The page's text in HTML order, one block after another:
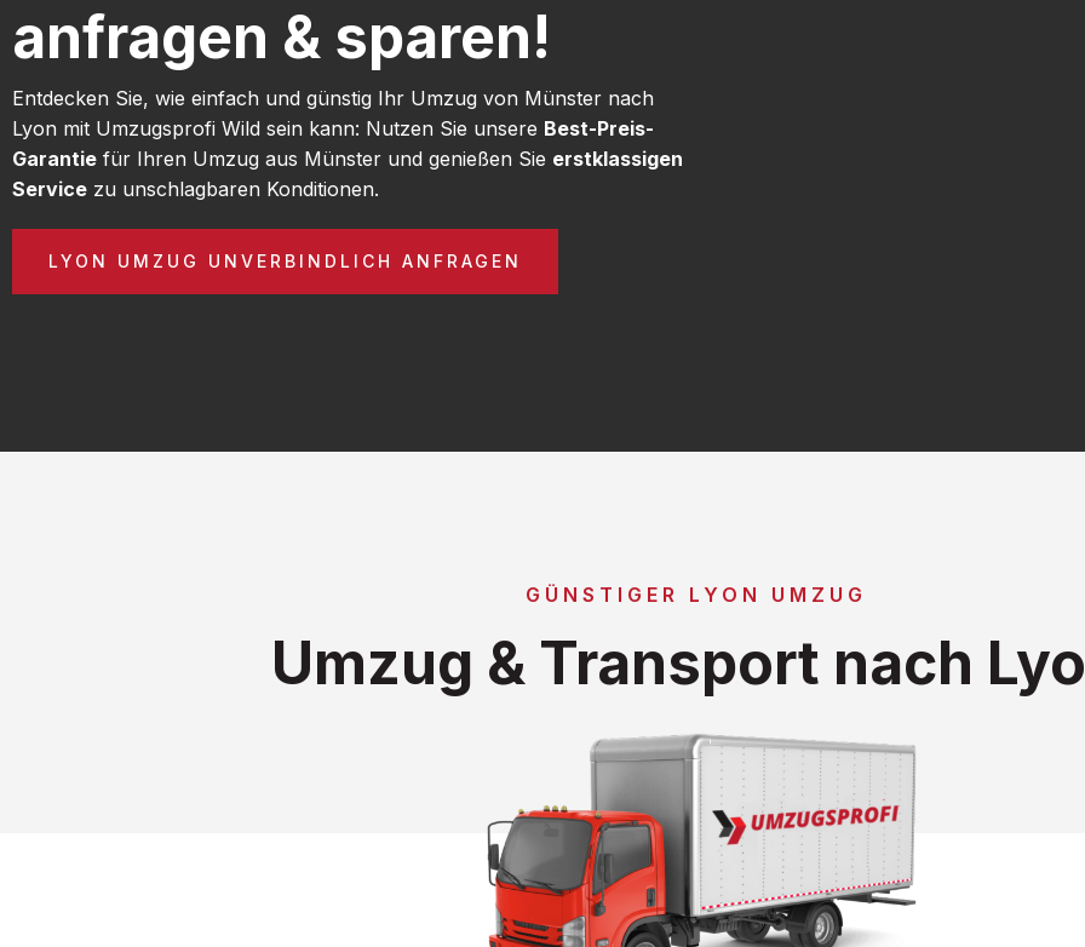
anfragen & sparen!
Entdecken Sie, wie einfach und günstig Ihr Umzug von Münster nach
Lyon mit Umzugsprofi Wild sein kann: Nutzen Sie unsere Best-Preis-
Garantie für Ihren Umzug aus Münster und genießen Sie erstklassigen
Service zu unschlagbaren Konditionen.
LYON UMZUG UNVERBINDLICH ANFRAGEN
GÜNSTIGER LYON UMZUG
Umzug & Transport nach